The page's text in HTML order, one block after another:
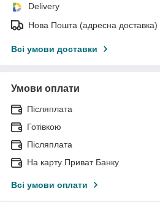
Delivery
Нова Пошта (адресна доставка)
Всі умови доставки
Умови оплати
Післяплата
Готівкою
Післяплата
На карту Приват Банку
Всі умови оплати